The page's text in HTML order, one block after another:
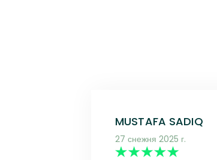
MUSTAFA SADIQ
27 снежня 2025 г.